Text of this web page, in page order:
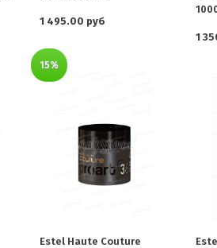
1 495.00 руб
1
15%
Estel Haute Couture